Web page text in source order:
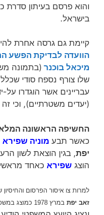
והוא פרסם בעיתון סדרת
בישראל.
קיימת גם גרסה אחרת
הוועדה לבדיקת הפשע
מיכאל בוכנר (בתמונה
עבריינים אשר הוגדרו
(יעדים משטרתיים), וכי
החשיפה הראשונה
כאשר תבע מוניה שפירא
יפת, בגין הוצאת לשון
הוצג שפירא כאחד
למרות צו איסור הפרסום
זאב יפת במרץ 1978 כמוצג במשפט.